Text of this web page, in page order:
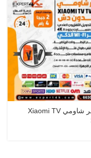
رسيفر شاومي Xiaomi TV